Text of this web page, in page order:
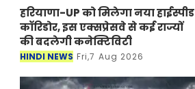
हरियाणा-UP को मिलेगा नया हाईस्पीड
कॉरिडोर, इस एक्सप्रेसवे से कई राज्यों
की बदलेगी कनेक्टिविटी
HINDI NEWS Fri,7 Aug 2026